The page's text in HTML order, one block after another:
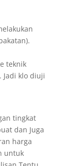
teknik
Jadi klo diuji
tingkat
dan Juga
harga
untuk